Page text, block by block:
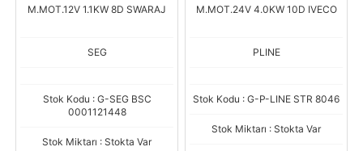
M.MOT.12V 1.1KW 8D SWARAJ
SEG
Stok Kodu : G-SEG BSC
0001121448
Stok Miktarı : Stokta Var
M.MOT.24V 4.0KW 10D IVECO
PLINE
Stok Kodu : G-P-LINE STR 8046
Stok Miktarı : Stokta Var